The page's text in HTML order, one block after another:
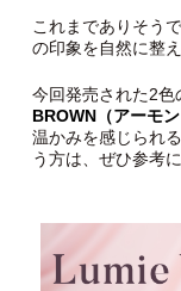
これまでありそう
の印象を自然に整
今回発売された2色
BROWN（アーモン
温かみを感じられ
う方は、ぜひ参考